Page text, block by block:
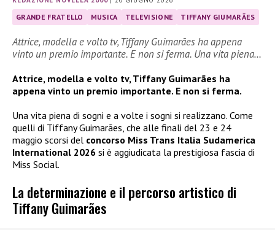
GRANDE FRATELLO MUSICA TELEVISIONE TIFFANY GIUMARÃES
Attrice, modella e volto tv, Tiffany Guimarães ha appena
vinto un premio importante. E non si ferma. Una vita piena…
Attrice, modella e volto tv, Tiffany Guimarães ha
appena vinto un premio importante. E non si ferma.
Una vita piena di sogni e a volte i sogni si realizzano. Come
quelli di Tiffany Guimarães, che alle finali del 23 e 24
maggio scorsi del concorso Miss Trans Italia Sudamerica
International 2026 si è aggiudicata la prestigiosa fascia di
Miss Social.
La determinazione e il percorso artistico di
Tiffany Guimarães